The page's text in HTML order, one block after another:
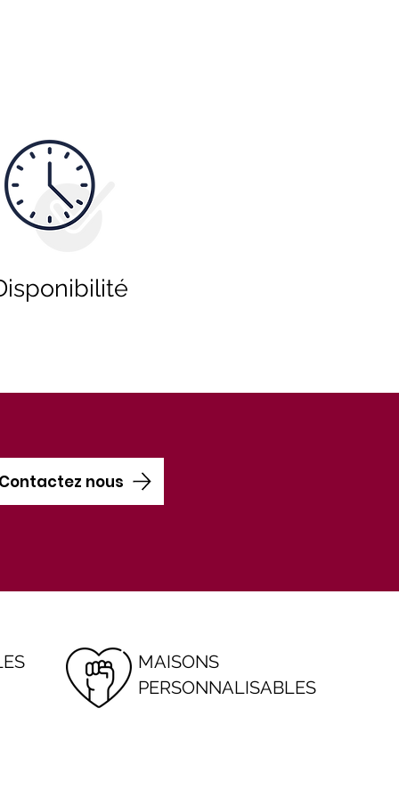
nous
MAISONS
PERSONNALISABLES